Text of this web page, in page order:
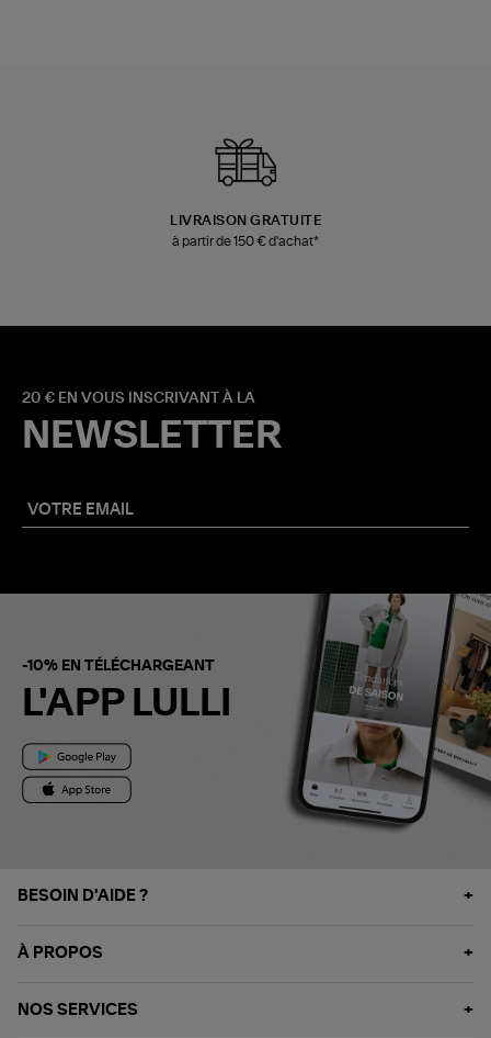
LIVRAISON GRATUITE
à partir de 150 € d'achat*
20 € EN VOUS INSCRIVANT À LA
NEWSLETTER
-10% EN TÉLÉCHARGEANT
L'APP LULLI
BESOIN D'AIDE ?
À PROPOS
NOS SERVICES